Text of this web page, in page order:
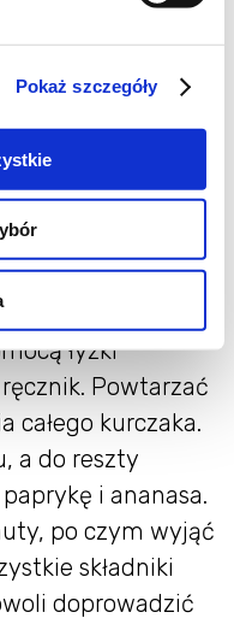
Pokaż szczegóły
Dodać
wlać do niego olej
składników
Na patelni lub
kurczaka
po około 5
łyżki
Powtarzać
całego kurczaka.
a do reszty
i ananasa.
po czym wyjąć
składniki
doprowadzić